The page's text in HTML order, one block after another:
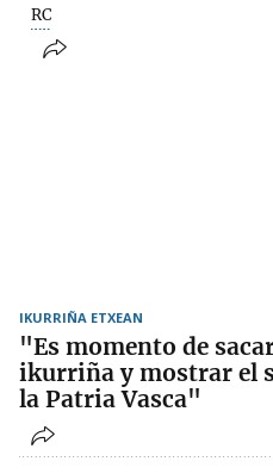
RC
IKURRIÑA ETXEAN
"Es momento de
ikurriña y mostrar el
la Patria Vasca"